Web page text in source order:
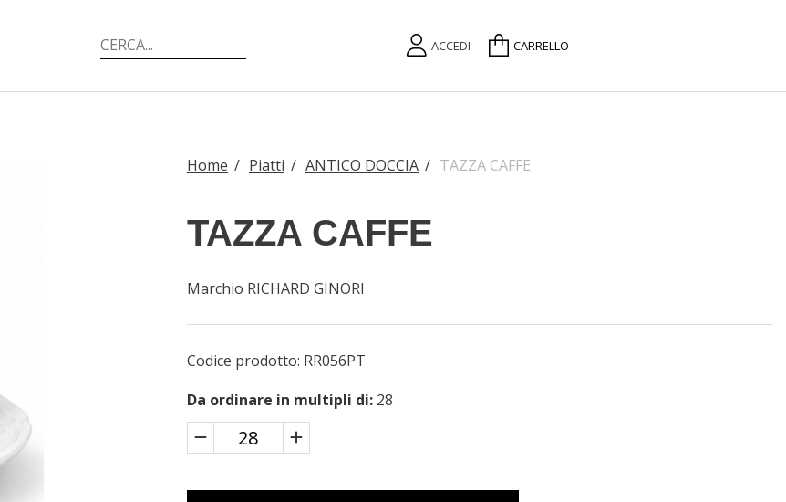
ACCEDI CARRELLO
Home / Piatti / ANTICO DOCCIA / TAZZA CAFFE
TAZZA CAFFE
Marchio RICHARD GINORI
Codice prodotto: RR056PT
Da ordinare in multipli di: 28